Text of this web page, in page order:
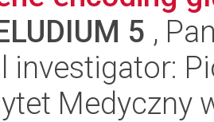
5 ,
investigator:
Medyczny